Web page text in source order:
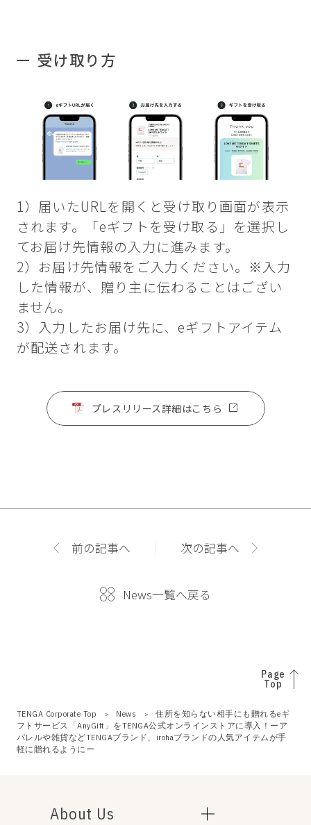
受け取り方
1）届いたURLを開くと受け取り画面が表示
されます。「eギフトを受け取る」を選択し
てお届け先情報の入力に進みます。
2）お届け先情報をご入力ください。※入力
した情報が、贈り主に伝わることはござい
ません。
3）入力したお届け先に、eギフトアイテム
が配送されます。
プレスリリース詳細はこちら
前の記事へ
News一覧へ戻る
次の記事へ
Page
Top
TENGA Corporate Top News
住所を知らない相手にも贈れるeギ
フトサービス「AnyGift」をTENGA公式オンラインストアに導入！ーア
パレルや雑貨などTENGAブランド、irohaブランドの人気アイテムが手
軽に贈れるようにー
About Us